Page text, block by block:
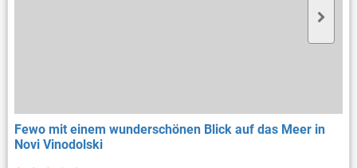
Fewo mit einem wunderschönen Blick auf das Meer in
Novi Vinodolski